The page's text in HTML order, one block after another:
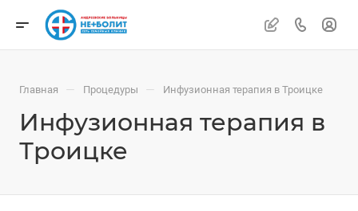
Главная — Процедуры — Инфузионная терапия в Троицке
Инфузионная терапия в
Троицке